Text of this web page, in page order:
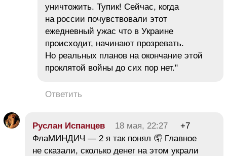
уничтожить. Тупик! Сейчас, когда
на россии почувствовали этот
ежедневный ужас что в Украине
происходит, начинают прозревать.
Но реальных планов на окончание этой
проклятой войны до сих пор нет."
Ответить
Руслан Испанцев 18 мая, 22:27
+7
ФлаМИНДИЧ — 2 я так понял 🤦 Главное
не сказали, сколько денег на этом украли